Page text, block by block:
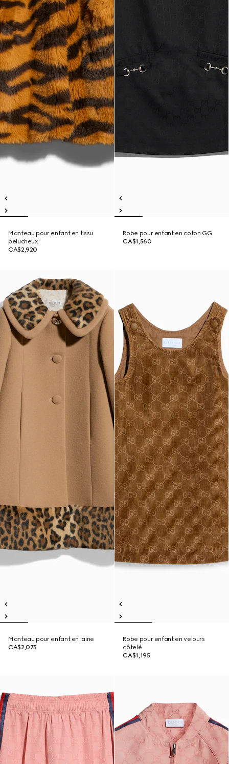
Manteau pour enfant en tissu
pelucheux
CA$2,920
Robe pour enfant en coton GG
CA$1,560
Manteau pour enfant en laine
CA$2,075
Robe pour enfant en velours
côtelé
CA$1,195